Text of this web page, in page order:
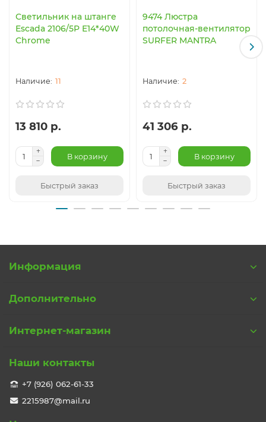
Светильник на штанге
Escada 2106/5P E14*40W
Chrome
11
13 810 р.
В корзину
Быстрый заказ
9474 Люстра
потолочная-вентилятор
SURFER MANTRA
2
41 306 р.
В корзину
Быстрый заказ
Информация
Дополнительно
Интернет-магазин
Наши контакты
+7 (926) 062-61-33
2215987@mail.ru